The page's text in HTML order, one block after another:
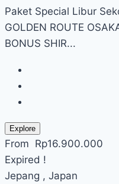
Paket Special Libur
GOLDEN ROUTE
BONUS SHIR...
Explore
From Rp16.900.000
Expired !
Jepang , Japan